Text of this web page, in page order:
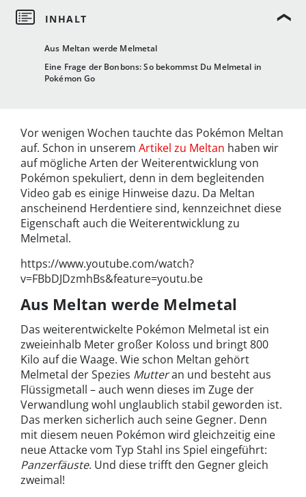
Aus Meltan werde Melmetal
Eine Frage der Bonbons: So bekommst Du Melmetal in
Pokémon Go
Vor wenigen Wochen tauchte das Pokémon Meltan
auf. Schon in unserem Artikel zu Meltan haben wir
auf mögliche Arten der Weiterentwicklung von
Pokémon spekuliert, denn in dem begleitenden
Video gab es einige Hinweise dazu. Da Meltan
anscheinend Herdentiere sind, kennzeichnet diese
Eigenschaft auch die Weiterentwicklung zu
Melmetal.
https://www.youtube.com/watch?
v=FBbDJDzmhBs&feature=youtu.be
Aus Meltan werde Melmetal
Das weiterentwickelte Pokémon Melmetal ist ein
zweieinhalb Meter großer Koloss und bringt 800
Kilo auf die Waage. Wie schon Meltan gehört
Melmetal der Spezies Mutteran und besteht aus
Flüssigmetall – auch wenn dieses im Zuge der
Verwandlung wohl unglaublich stabil geworden ist.
Das merken sicherlich auch seine Gegner. Denn
mit diesem neuen Pokémon wird gleichzeitig eine
neue Attacke vom Typ Stahl ins Spiel eingeführt:
Panzerfäuste. Und diese trifft den Gegner gleich
zweimal!